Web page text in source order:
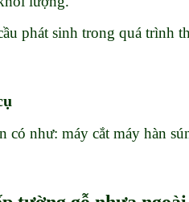
phát sinh trong quá trình
có như: máy cắt máy hàn